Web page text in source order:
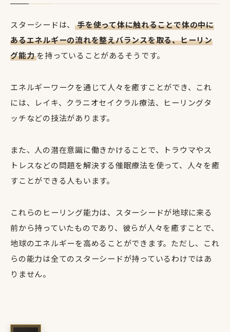
スターシードは、手を使って体に触れることで体の中に
あるエネルギーの流れを整えバランスを取る、ヒーリン
グ能力 を持っていることがあるそうです。
エネルギーワークを通じて人々を癒すことができ、これ
には、レイキ、クラニオセイクラル療法、ヒーリングタ
ッチなどの技法があります。
また、人の潜在意識に働きかけることで、トラウマやス
トレスなどの問題を解決する催眠療法を使って、人々を癒
すことができる人もいます。
これらのヒーリング能力は、スターシードが地球に来る
前から持っていたものであり、彼らが人々を癒すことで、
地球のエネルギーを高めることができます。ただし、これ
らの能力は全てのスターシードが持っているわけではあ
りません。